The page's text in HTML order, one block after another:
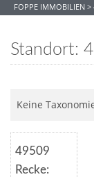
FOPPE IMMOBILIEN >
Standort:
Keine
49509
Recke: